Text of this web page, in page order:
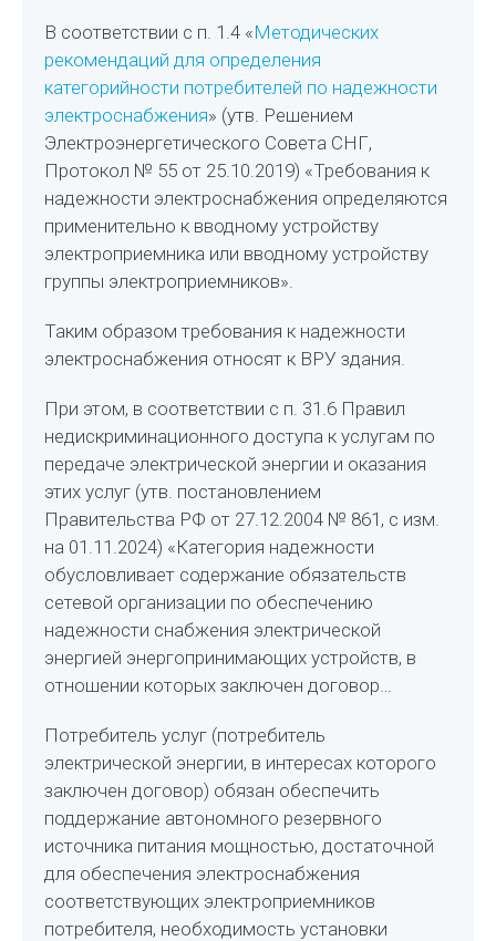
В соответствии с п. 1.4 «Методических
рекомендаций для определения
категорийности потребителей по надежности
электроснабжения» (утв. Решением
Электроэнергетического Совета СНГ,
Протокол № 55 от 25.10.2019) «Требования к
надежности электроснабжения определяются
применительно к вводному устройству
электроприемника или вводному устройству
группы электроприемников».
Таким образом требования к надежности
электроснабжения относят к ВРУ здания.
При этом, в соответствии с п. 31.6 Правил
недискриминационного доступа к услугам по
передаче электрической энергии и оказания
этих услуг (утв. постановлением
Правительства РФ от 27.12.2004 № 861, с изм.
на 01.11.2024) «Категория надежности
обусловливает содержание обязательств
сетевой организации по обеспечению
надежности снабжения электрической
энергией энергопринимающих устройств, в
отношении которых заключен договор…
Потребитель услуг (потребитель
электрической энергии, в интересах которого
заключен договор) обязан обеспечить
поддержание автономного резервного
источника питания мощностью, достаточной
для обеспечения электроснабжения
соответствующих электроприемников
потребителя, необходимость установки